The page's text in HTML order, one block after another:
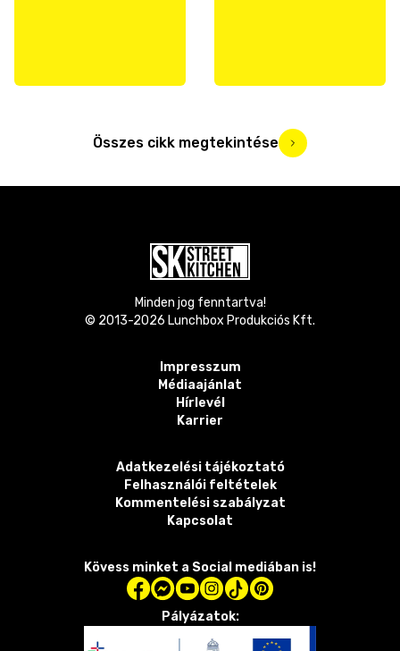
Összes cikk megtekintése
Minden jog fenntartva!
© 2013-2026 Lunchbox Produkciós Kft.
Impresszum
Médiaajánlat
Hírlevél
Karrier
Adatkezelési tájékoztató
Felhasználói feltételek
Kommentelési szabályzat
Kapcsolat
Kövess minket a Social mediában is!
Pályázatok: